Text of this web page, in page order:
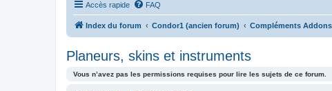
Accès rapide FAQ
Index du forum Condor1 (ancien forum) Compléments Addons
Planeurs, skins et instruments
Vous n’avez pas les permissions requises pour lire les sujets de ce forum.